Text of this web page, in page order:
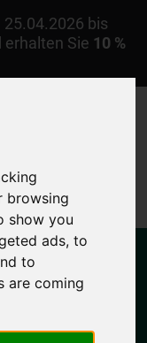
bis
erhalten Sie 10 %
5
browsing
show you
ads, to
to
are coming